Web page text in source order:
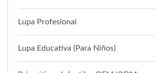
Lupa Profesional
Lupa Educativa (para Niños)